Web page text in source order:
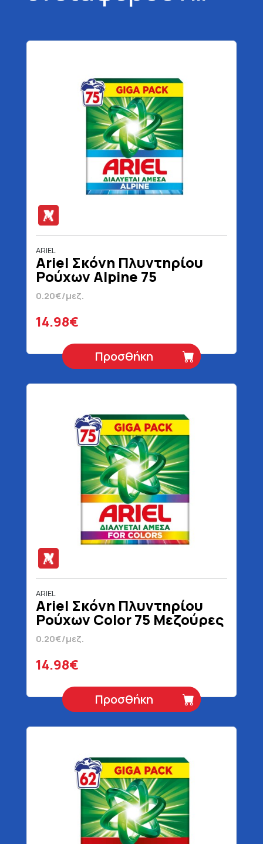
ARIEL
Ariel Σκόνη Πλυντηρίου
Ρούχων Alpine 75
Μεζούρες 4875 gr
0.20€/μεζ.
14.98€
Προσθήκη
ARIEL
Ariel Σκόνη Πλυντηρίου
Ρούχων Color 75 Μεζούρες
4875 gr
0.20€/μεζ.
14.98€
Προσθήκη